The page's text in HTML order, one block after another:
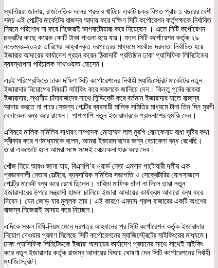
স্থানীয়রা জানায়, রাজনৈতিক দলের প্রভাব খাটিয়ে একটি চক্র বিগত প্রায় ১ বছরের বেশী
সময় এই পোল্ট্রি মার্কেটের রাজস্ব আদায় করে দক্ষিণ সিটি কর্পোরেশন কর্তৃপক্ষকে নির্ধারিত
নিয়মে পরিশোধ না করে নিজেরাই ভাগবাটোয়ারা করে নিয়েছেন । এতে সিটি কর্পোরেশন
চক্রটির কাছে কয়েক কোটি টাকা পাওনা হয়ে যায়। ফলে সিটি কর্পোরেশন কর্তৃক ২৯
নভেম্বর-২০২৫ তারিখের আহ্বানকৃত দরপত্রের মাধ্যমে সর্বোচ্চ দরদাতা নির্বাচিত হয়ে
ইজারার আদায়ের কার্যাদেশ গ্রহন করেন ঠিকাদারী প্রতিষ্ঠান ঢাকা প্যাসিফিক লিমিটেডের
ব্যবস্থাপনা পরিচালক শাখাওয়াত হোসেন।
এরই পরিপ্রেক্ষিতে ঢাকা দক্ষিণ সিটি কর্পোরেশনের নির্বাহী ম্যাজিস্ট্রেট মার্কেটের নতুন
ইজারাদার নিয়োগের বিষয়টি মাইকিং করে সকলকে জানিয়ে দেন। কিন্তু পূর্বের বকেয়া
ইজারাদার, স্থানীয় চাঁদাবাজদের সাথে সিন্ডিকেট করে বর্তমান ইজারাদার যাতে রাজস্ব
আদায় করতে না পারে সেজন্য পোল্ট্রি ব্যবসায়ী মালিক সমিতির মাধ্যমে টানা তিন দিন মুরগী
বেচাকেনা বন্ধ করে রাখেন। পাশাপাশি নতুন ইজারাদারকে প্রাননাশের হুমকি দেন।
এবিষয়ে মালিক সমিতির সাধারণ সম্পাদক মোহাম্মদ লাল মুরগি বেচাকেনায় বাধা সৃষ্টির কথা
স্বীকার করে গণমাধ্যমকে বলেন, আমরা ইজারাদারদের জন্য বেচাকেনা বন্ধ রেখেছি।
তারা একজোট হলে আমরা সঙ্গে সঙ্গেই বেচাকেনা শুরু করে দেব।
খোঁজ নিয়ে আরও জানা যায়, বিএনপি’র ওয়ার্ড নেতা এমদাদ পাটোয়ারী দলীয় এক
প্রভাবশালী নেতার সেল্টারে, ব্যবসায়িক সমিতির সভাপতি ও সেক্রেটারির যোগসাজসে
পোল্ট্রি মার্কেট বন্ধ করে রেখে ছিলেন। চাহিদা মাফিক চাঁদা না দিলে তারা নতুন
ইজারাদারের উপরে সন্ত্রাসী হামলা চালিয়ে ইজারা আদায়ের কার্যক্রম আবারো বন্ধ করে
দিবেন। যেন জোড় যার মুল্লক তার। এই কারণে এমদাদ গ্রুপ বাজারের একটি অংশের
রাজস্ব নিজেরাই আদায় করে নিচ্ছেন।
এদিকে সকল বিধি-নিয়ম মেনে দরপত্র আহবানের পর সিটি কর্পোরেশন কর্তৃক ইজারাদার
নিয়োগ দেওয়ার প্রমাণ মিলেছে সিটি কর্পোরেশনের ম্যাজিস্ট্রেটের মাইকিংয়ের মাধ্যমে।
ঢাকা প্যাসিফিক লিমিটেডকে ইজারা আদায়ের কার্যাদেশ প্রদানের সাথে সাথেই মাইকিং
করে নতুন ইজারাদার কর্তৃক রাজস্ব আদায়ের বিষয়ে ঘোষণা দেন সিটি কর্পোরেশনের নির্বাহী
ম্যাজিস্ট্রেট।